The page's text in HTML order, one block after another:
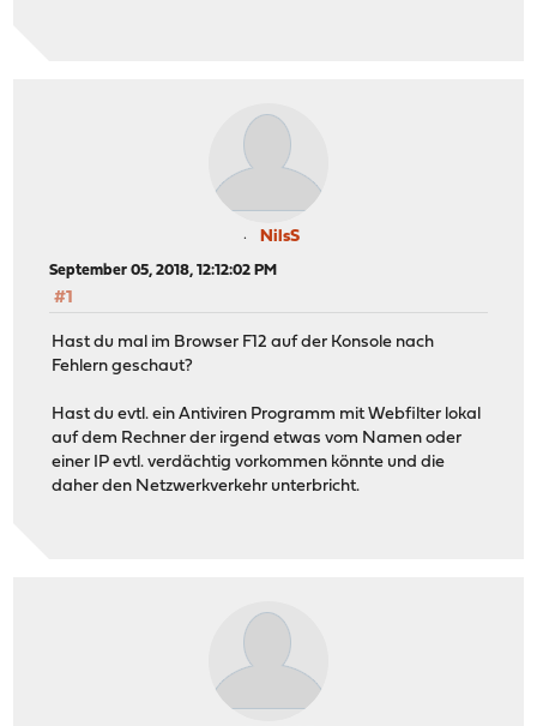
NilsS
September 05, 2018, 12:12:02 PM
#1
Hast du mal im Browser F12 auf der Konsole nach
Fehlern geschaut?
Hast du evtl. ein Antiviren Programm mit Webfilter lokal
auf dem Rechner der irgend etwas vom Namen oder
einer IP evtl. verdächtig vorkommen könnte und die
daher den Netzwerkverkehr unterbricht.